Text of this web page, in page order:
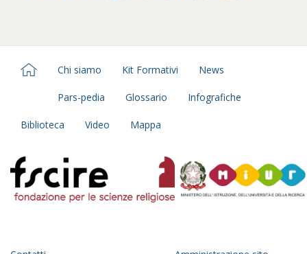
Chi siamo Kit Formativi News
Pars-pedia Glossario Infografiche
Biblioteca Video Mappa